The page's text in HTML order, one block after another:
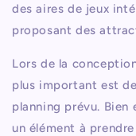
des aires de jeux
proposant des
Lors de la
plus important est
planning prévu. Bien
un élément à